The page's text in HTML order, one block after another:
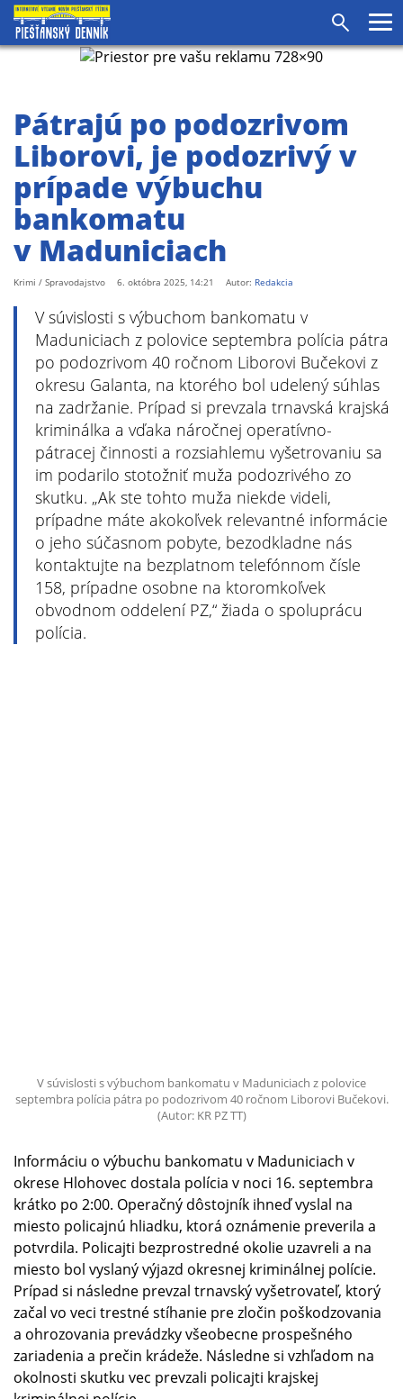
Pátrajú po podozrivom
Liborovi, je podozrivý v
prípade výbuchu
bankomatu
v Maduniciach
Krimi / Spravodajstvo 6. októbra 2025, 14:21 Autor: Redakcia
V súvislosti s výbuchom bankomatu v
Maduniciach z polovice septembra polícia pátra
po podozrivom 40 ročnom Liborovi Bučekovi z
okresu Galanta, na ktorého bol udelený súhlas
na zadržanie. Prípad si prevzala trnavská krajská
kriminálka a vďaka náročnej operatívno-
pátracej činnosti a rozsiahlemu vyšetrovaniu sa
im podarilo stotožniť muža podozrivého zo
skutku. „Ak ste tohto muža niekde videli,
prípadne máte akokoľvek relevantné informácie
o jeho súčasnom pobyte, bezodkladne nás
kontaktujte na bezplatnom telefónnom čísle
158, prípadne osobne na ktoromkoľvek
obvodnom oddelení PZ,“ žiada o spoluprácu
polícia.
V súvislosti s výbuchom bankomatu v Maduniciach z polovice
septembra polícia pátra po podozrivom 40 ročnom Liborovi Bučekovi.
(Autor: KR PZ TT)
Informáciu o výbuchu bankomatu v Maduniciach v
okrese Hlohovec dostala polícia v noci 16. septembra
krátko po 2:00. Operačný dôstojník ihneď vyslal na
miesto policajnú hliadku, ktorá oznámenie preverila a
potvrdila. Policajti bezprostredné okolie uzavreli a na
miesto bol vyslaný výjazd okresnej kriminálnej polície.
Prípad si následne prevzal trnavský vyšetrovateľ, ktorý
začal vo veci trestné stíhanie pre zločin poškodzovania
a ohrozovania prevádzky všeobecne prospešného
zariadenia a prečin krádeže. Následne si vzhľadom na
okolnosti skutku vec prevzali policajti krajskej